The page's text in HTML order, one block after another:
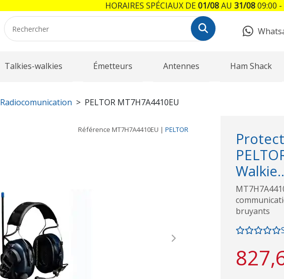
Talkies-walkies Émetteurs Antennes Ham Shack
Radiocomunication PELTOR MT7H7A4410EU
Référence MT7H7A4410EU | PELTOR
Next
bruyants
HORAIRES SPÉCIAUX DE01/08AU 31/0809:00 -